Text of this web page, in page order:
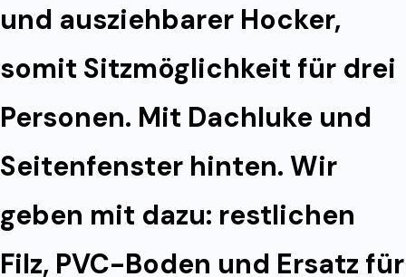
und ausziehbarer Hocker,
somit Sitzmöglichkeit für drei
Personen. Mit Dachluke und
Seitenfenster hinten. Wir
geben mit dazu: restlichen
Filz, PVC-Boden und Ersatz für